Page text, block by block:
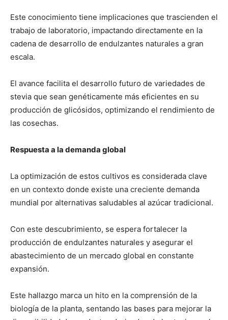
Este conocimiento tiene implicaciones que trascienden el
trabajo de laboratorio, impactando directamente en la
cadena de desarrollo de endulzantes naturales a gran
escala.
El avance facilita el desarrollo futuro de variedades de
stevia que sean genéticamente más eficientes en su
producción de glicósidos, optimizando el rendimiento de
las cosechas.
Respuesta a la demanda global
La optimización de estos cultivos es considerada clave
en un contexto donde existe una creciente demanda
mundial por alternativas saludables al azúcar tradicional.
Con este descubrimiento, se espera fortalecer la
producción de endulzantes naturales y asegurar el
abastecimiento de un mercado global en constante
expansión.
Este hallazgo marca un hito en la comprensión de la
biología de la planta, sentando las bases para mejorar la